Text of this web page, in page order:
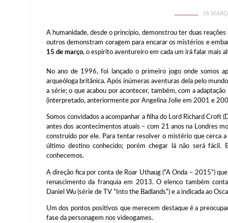
28
A humanidade, desde o princípio, demonstrou ter duas
outros demonstram coragem para encarar os mistérios e
15 de março, o espírito aventureiro em cada um irá falar mais
No ano de 1996, foi lançado o primeiro jogo onde somos
arqueóloga britânica. Após inúmeras aventuras dela pelo
a série; o que acabou por acontecer, também, com a
(interpretado, anteriormente por Angelina Jolie em 2001 e
Somos convidados a acompanhar a filha do Lord Richard
antes dos acontecimentos atuais – com 21 anos na Londres
construído por ele. Para tentar resolver o mistério que cerca
último destino conhecido; porém chegar lá não será
conhecemos.
A direção fica por conta de Roar Uthaug (“A Onda – 2015”)
renascimento da franquia em 2013. O elenco também
Daniel Wu (série de TV “Into the Badlands”) e a indicada ao
Um dos pontos positivos que merecem destaque é a
fase da personagem nos videogames.